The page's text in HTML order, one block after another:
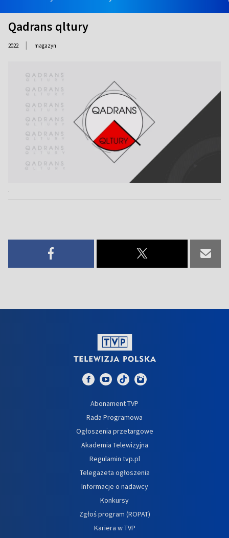
Qadrans qltury
2022 | magazyn
.
Abonament TVP
Rada Programowa
Ogłoszenia przetargowe
Akademia Telewizyjna
Regulamin tvp.pl
Telegazeta ogłoszenia
Informacje o nadawcy
Konkursy
Zgłoś program (ROPAT)
Kariera w TVP